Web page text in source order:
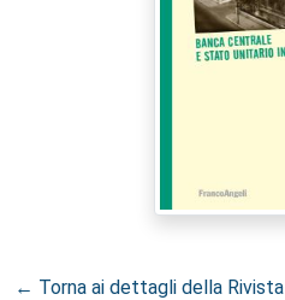
← Torna ai dettagli della Rivista